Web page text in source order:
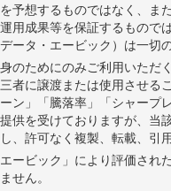
予想するものではなく、
用成果等を保証するもので
ータ・エービック）は一切
のためにのみご利用いただ
者に譲渡または使用させる
ン」「騰落率」「シャー
供を受けておりますが、
、許可なく複製、転載、引
ービック」により評価され
せん。